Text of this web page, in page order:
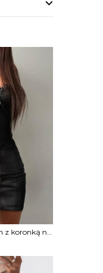
Sukienka mini z gorsetem z koronką na zamek